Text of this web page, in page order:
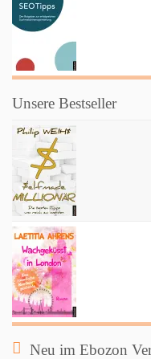
Unsere Bestseller
Neu im Ebozon